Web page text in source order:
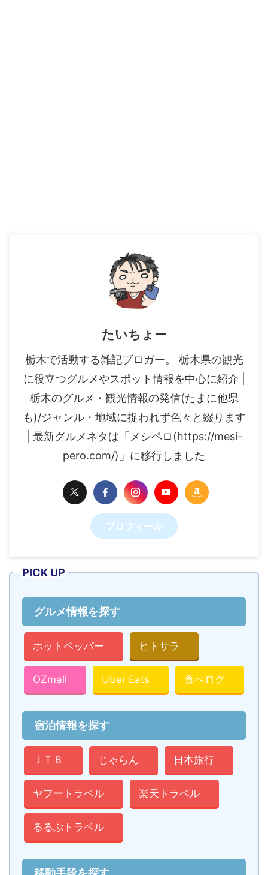
たいちょー
栃木で活動する雑記ブロガー。 栃木県の観光
に役立つグルメやスポット情報を中心に紹介 |
栃木のグルメ・観光情報の発信(たまに他県
も)/ジャンル・地域に捉われず色々と綴ります
| 最新グルメネタは「メシペロ(https://mesi-
pero.com/)」に移行しました
プロフィール
PICK UP
グルメ情報を探す
ホットペッパー ヒトサラ
OZmall Uber Eats 食べログ
宿泊情報を探す
ＪＴＢ じゃらん 日本旅行
ヤフートラベル 楽天トラベル
るるぶトラベル